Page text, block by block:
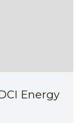
Energy